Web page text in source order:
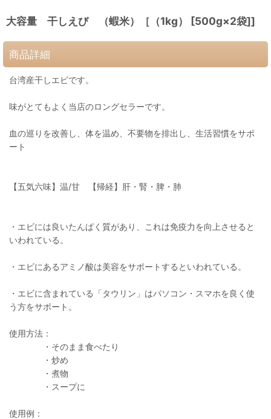
大容量 干しえび （蝦米）［（1kg） [500g×2袋]]
商品詳細
台湾産干しエビです。
味がとてもよく当店のロングセラーです。
血の巡りを改善し、体を温め、不要物を排出し、生活習慣をサポ
ート
【五気六味】温/甘 【帰経】肝・腎・脾・肺
・エビには良いたんぱく質があり、これは免疫力を向上させると
いわれている。
・エビにあるアミノ酸は美容をサポートするといわれている。
・エビに含まれている「タウリン」はパソコン・スマホを良く使
う方をサポート。
使用方法：
・そのまま食べたり
・炒め
・煮物
・スープに
使用例：